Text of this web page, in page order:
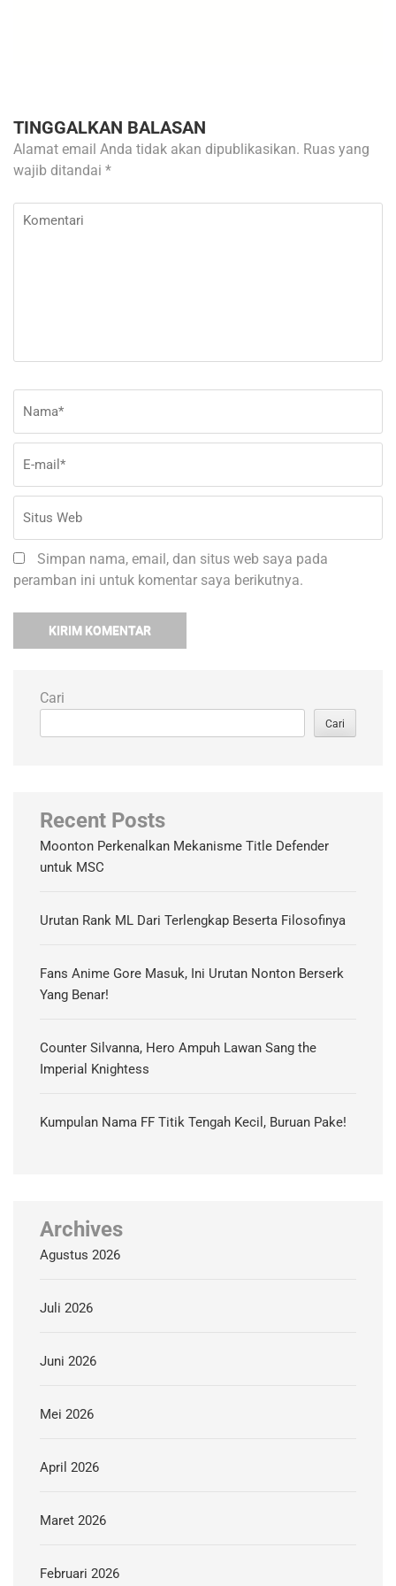
TINGGALKAN BALASAN
Alamat email Anda tidak akan dipublikasikan. Ruas yang
wajib ditandai *
Komentari
Simpan nama, email, dan situs web saya pada
peramban ini untuk komentar saya berikutnya.
Cari
Cari
Recent Posts
Moonton Perkenalkan Mekanisme Title Defender
untuk MSC
Urutan Rank ML Dari Terlengkap Beserta Filosofinya
Fans Anime Gore Masuk, Ini Urutan Nonton Berserk
Yang Benar!
Counter Silvanna, Hero Ampuh Lawan Sang the
Imperial Knightess
Kumpulan Nama FF Titik Tengah Kecil, Buruan Pake!
Archives
Agustus 2026
Juli 2026
Juni 2026
Mei 2026
April 2026
Maret 2026
Februari 2026